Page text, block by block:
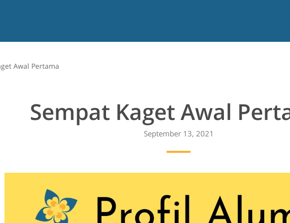
Awal Pertama
Sempat Kaget Awal
September 13, 2021